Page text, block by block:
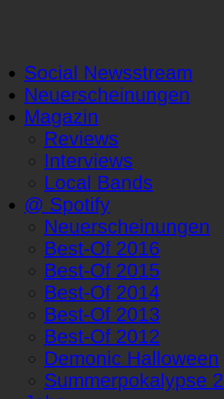
Social Newsstream
Neuerscheinungen
Magazin
Reviews
Interviews
Local Bands
@ Spotify
Neuerscheinungen
Best-Of 2016
Best-Of 2015
Best-Of 2014
Best-Of 2013
Best-Of 2012
Demonic Halloween
Summerpokalypse